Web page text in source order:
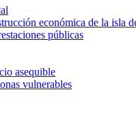
económica de la isla
públicas
asequible
vulnerables